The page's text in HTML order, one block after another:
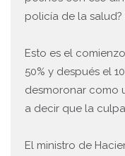
policía de la salud?
Esto es el
50% y después el
desmoronar como
a decir que la
El ministro de